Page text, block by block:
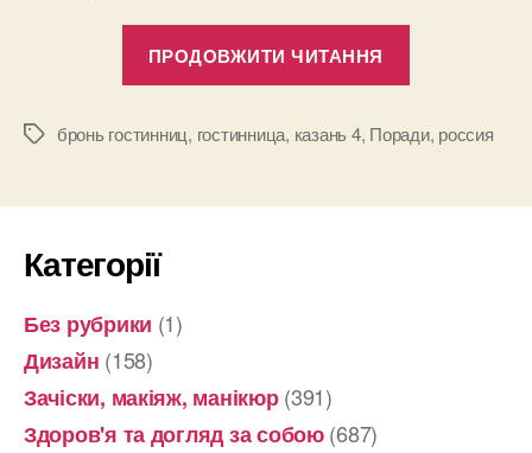
ПРОДОВЖИТИ ЧИТАННЯ
для
Позначкибронь гостинниц, гостинница, казань 4, Поради, россия
Категорії
Без рубрики (1)
Дизайн (158)
Зачіски, макіяж, манікюр(391)
Здоров'я та догляд за собою(687)